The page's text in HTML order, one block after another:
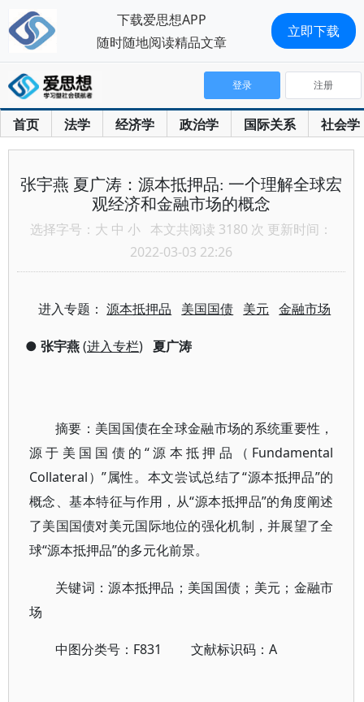
首页 法学 经济学 政治学 国际关系 社会学
登录 注册
张宇燕 夏广涛：源本抵押品: 一个理解全球宏
观经济和金融市场的概念
选择字号： 大 中 小 本文共阅读 3180 次 更新时间：
2022-03-03 22:26
进入专题：源本抵押品 美国国债 美元 金融市场
● 张宇燕(进入专栏) 夏广涛
摘要：美国国债在全球金融市场的系统重要性，
源于美国国债的“源本抵押品（Fundamental
Collateral）”属性。本文尝试总结了“源本抵押品”的
概念、基本特征与作用，从“源本抵押品”的角度阐述
了美国国债对美元国际地位的强化机制，并展望了全
球“源本抵押品”的多元化前景。
关键词：源本抵押品；美国国债；美元；金融市
场
中图分类号：F831 文献标识码：A
下载爱思想APP
随时随地阅读精品文章
立即下载